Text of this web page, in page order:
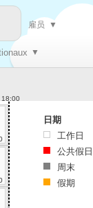
▼
雇员 ▼
18:00
日期
工作日
公共假日
周末
假期